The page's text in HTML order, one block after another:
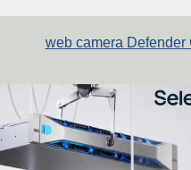
web camera Defender